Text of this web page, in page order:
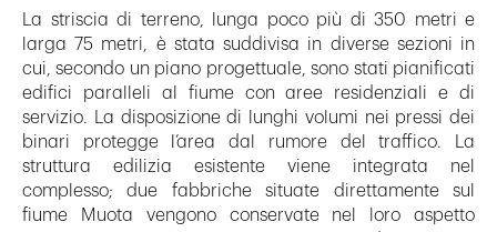
La striscia di terreno, lunga poco più di 350 metri e
larga 75 metri, è stata suddivisa in diverse sezioni in
cui, secondo un piano progettuale, sono stati pianificati
edifici paralleli al fiume con aree residenziali e di
servizio. La disposizione di lunghi volumi nei pressi dei
binari protegge l’area dal rumore del traffico. La
struttura edilizia esistente viene integrata nel
complesso; due fabbriche situate direttamente sul
fiume Muota vengono conservate nel loro aspetto